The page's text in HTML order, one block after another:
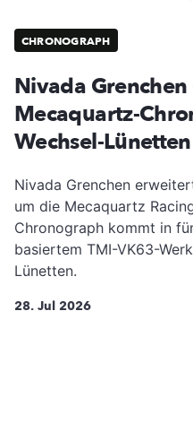
CHRONOGRAPH
Nivada
Mecaquartz-
Wechsel-Lünetten
Nivada Grenchen
um die Mecaquartz
Chronograph kommt in
basiertem TMI-VK63-
Lünetten.
28. Jul 2026